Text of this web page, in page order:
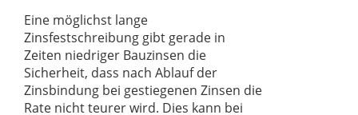
Eine möglichst lange
Zinsfestschreibung gibt gerade in
Zeiten niedriger Bauzinsen die
Sicherheit, dass nach Ablauf der
Zinsbindung bei gestiegenen Zinsen die
Rate nicht teurer wird. Dies kann bei